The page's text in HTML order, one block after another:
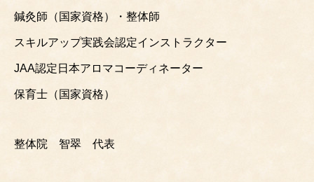
鍼灸師（国家資格）・整体師
スキルアップ実践会認定インストラクター
JAA認定日本アロマコーディネーター
保育士（国家資格）
整体院 智翠 代表